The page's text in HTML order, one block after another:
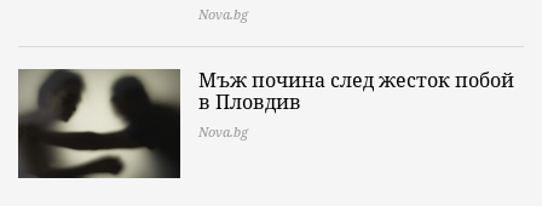
Nova.bg
Мъж почина след жесток побой
в Пловдив
Nova.bg